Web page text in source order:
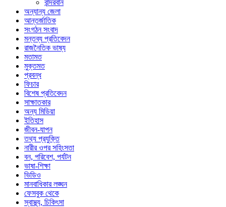
বান্দরবান
অন্যান্য জেলা
আন্তর্জাতিক
সংগঠন সংবাদ
মন্তব্য প্রতিবেদন
রাজনৈতিক ভাষ্য
মতামত
মুক্তমত
প্রবন্ধ
ফিচার
বিশেষ প্রতিবেদন
সাক্ষাতকার
অন্য মিডিয়া
ইতিহাস
জীবন-যাপন
তথ্য প্রযুক্তি
নারীর ওপর সহিংসতা
বন, পরিবেশ, পর্যটন
ভাষা-শিক্ষা
ভিডিও
মানবাধিকার লঙ্ঘন
ফেসবুক থেকে
স্বাস্থ্য, চিকিৎসা